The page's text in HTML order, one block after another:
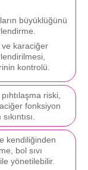
büyüklüğünü
karaciğer
kontrolü.
riski,
fonksiyon
kendiliğinden
bol sıvı
yönetilebilir.